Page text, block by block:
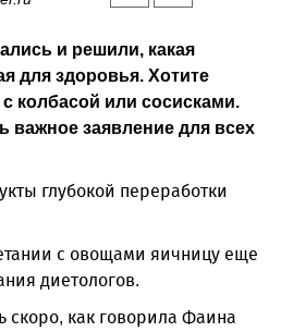
и решили, какая
для здоровья. Хотите
колбасой или со­сисками.
важное заявление для всех
глубокой переработки
с овощами яичницу еще
диетологов.
скоро, как говорила Фаина